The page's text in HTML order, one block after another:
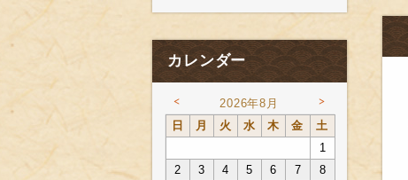
カレンダー
< 2026年8月 >
日 月 火 水 木 金
土
1
2
3 4 5 6 7
8